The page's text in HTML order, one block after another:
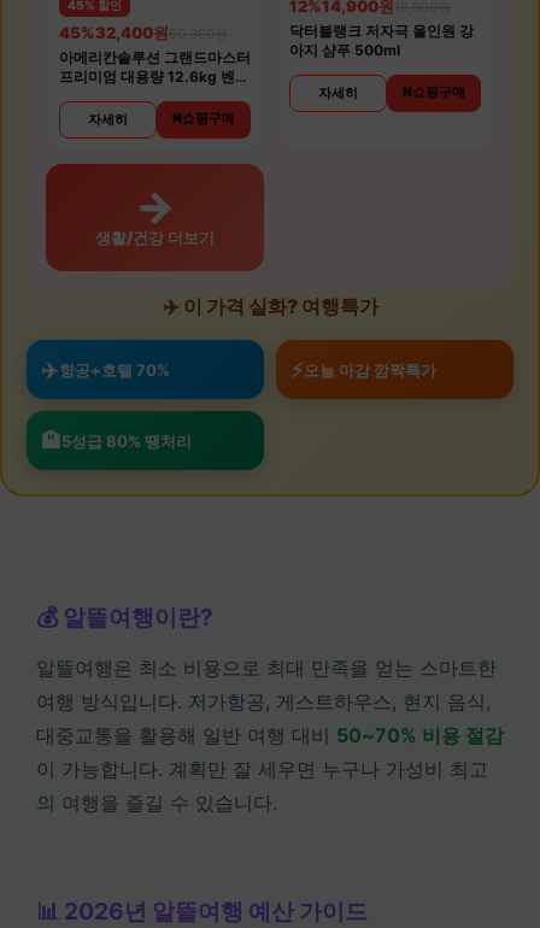
45% 할인
45%32,400원
아메리칸솔루션 그랜드마스터
프리미엄 대용량 12.6kg 벤토
자세히 N쇼핑구매
12%14,900원
닥터블랭크 저자극 올인원 강
아지 샴푸 500ml
자세히 N쇼핑구매
→
생활/건강 더보기
✈️ 이 가격 실화? 여행특가
✈️항공+호텔 70% ⚡오늘 마감 깜짝특가
🏨5성급 80% 땡처리
💰 알뜰여행이란?
알뜰여행은 최소 비용으로 최대 만족을 얻는 스마트한
여행 방식입니다. 저가항공, 게스트하우스, 현지 음식,
대중교통을 활용해 일반 여행 대비 50~70% 비용 절감
이 가능합니다. 계획만 잘 세우면 누구나 가성비 최고
의 여행을 즐길 수 있습니다.
📊 2026년 알뜰여행 예산 가이드